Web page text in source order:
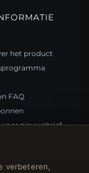
verbeteren,
het product
FAQ
nieuwsbrief